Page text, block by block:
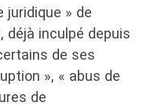
juridique » de
déjà inculpé depuis
de ses
», « abus de
de